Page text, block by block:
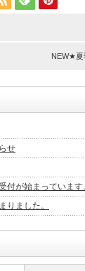
NEW★
せ
付が始まっています
りました。